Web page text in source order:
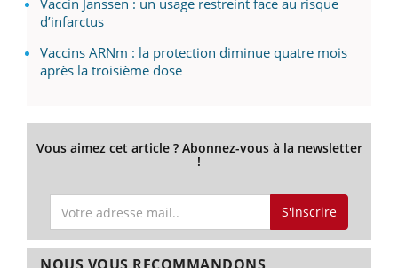
d’infarctus
Vaccins ARNm : la protection diminue quatre mois
après la troisième dose
Vous aimez cet article ? Abonnez-vous à la newsletter
!
S'inscrire